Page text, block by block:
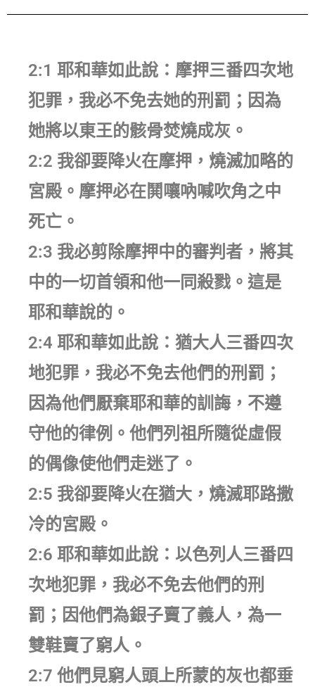
2:1 耶和華如此說：摩押三番四次地
犯罪，我必不免去她的刑罰；因為
她將以東王的骸骨焚燒成灰。
2:2 我卻要降火在摩押，燒滅加略的
宮殿。摩押必在鬨嚷吶喊吹角之中
死亡。
2:3 我必剪除摩押中的審判者，將其
中的一切首領和他一同殺戮。這是
耶和華說的。
2:4 耶和華如此說：猶大人三番四次
地犯罪，我必不免去他們的刑罰；
因為他們厭棄耶和華的訓誨，不遵
守他的律例。他們列祖所隨從虛假
的偶像使他們走迷了。
2:5 我卻要降火在猶大，燒滅耶路撒
冷的宮殿。
2:6 耶和華如此說：以色列人三番四
次地犯罪，我必不免去他們的刑
罰；因他們為銀子賣了義人，為一
雙鞋賣了窮人。
2:7 他們見窮人頭上所蒙的灰也都垂